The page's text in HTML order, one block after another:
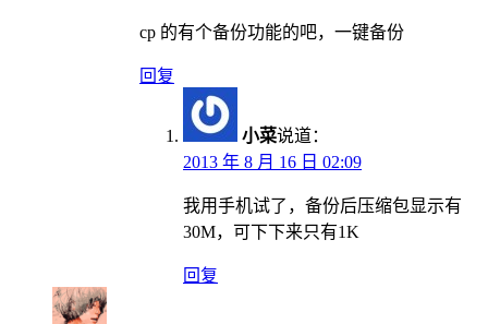
cp 的有个备份功能的吧，一键备份
回复
小菜说道：
2013 年 8 月 16 日 02:09
我用手机试了，备份后压缩包显示有
30M，可下下来只有1K
回复